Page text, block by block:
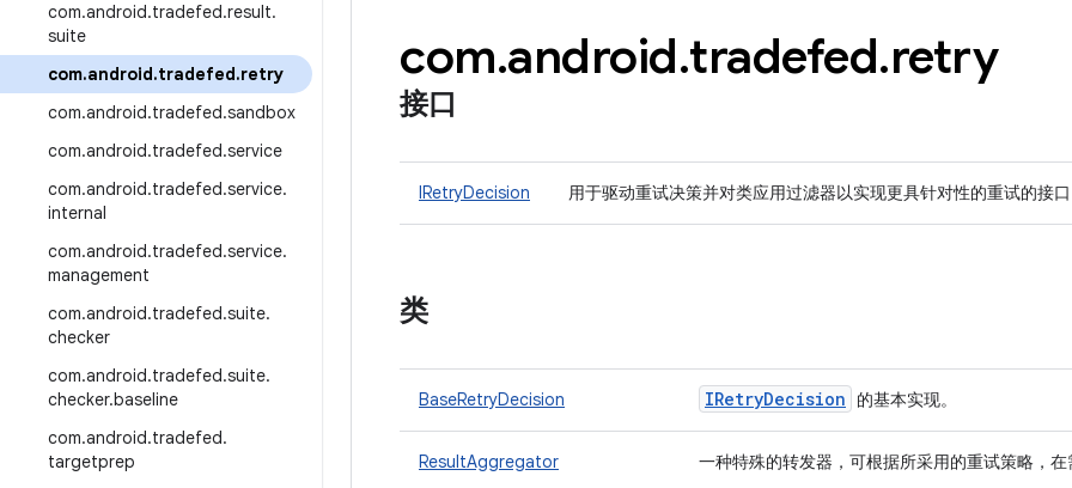
com.android.tradefed.result.
suite
com.android.tradefed.retry
com.android.tradefed.sandbox
com.android.tradefed.service
com.android.tradefed.service.
internal
com.android.tradefed.service.
management
com.android.tradefed.suite.
checker
com.android.tradefed.suite.
checker.baseline
com.android.tradefed.
targetprep
com.android.tradefed.retry
接口
IRetryDecision 用于驱动重试决策并对类应用过滤器以实现更具针对性的重试的接
类
BaseRetryDecision IRetryDecision 的基本实现。
ResultAggregator 一种特殊的转发器，可根据所采用的重试策略，